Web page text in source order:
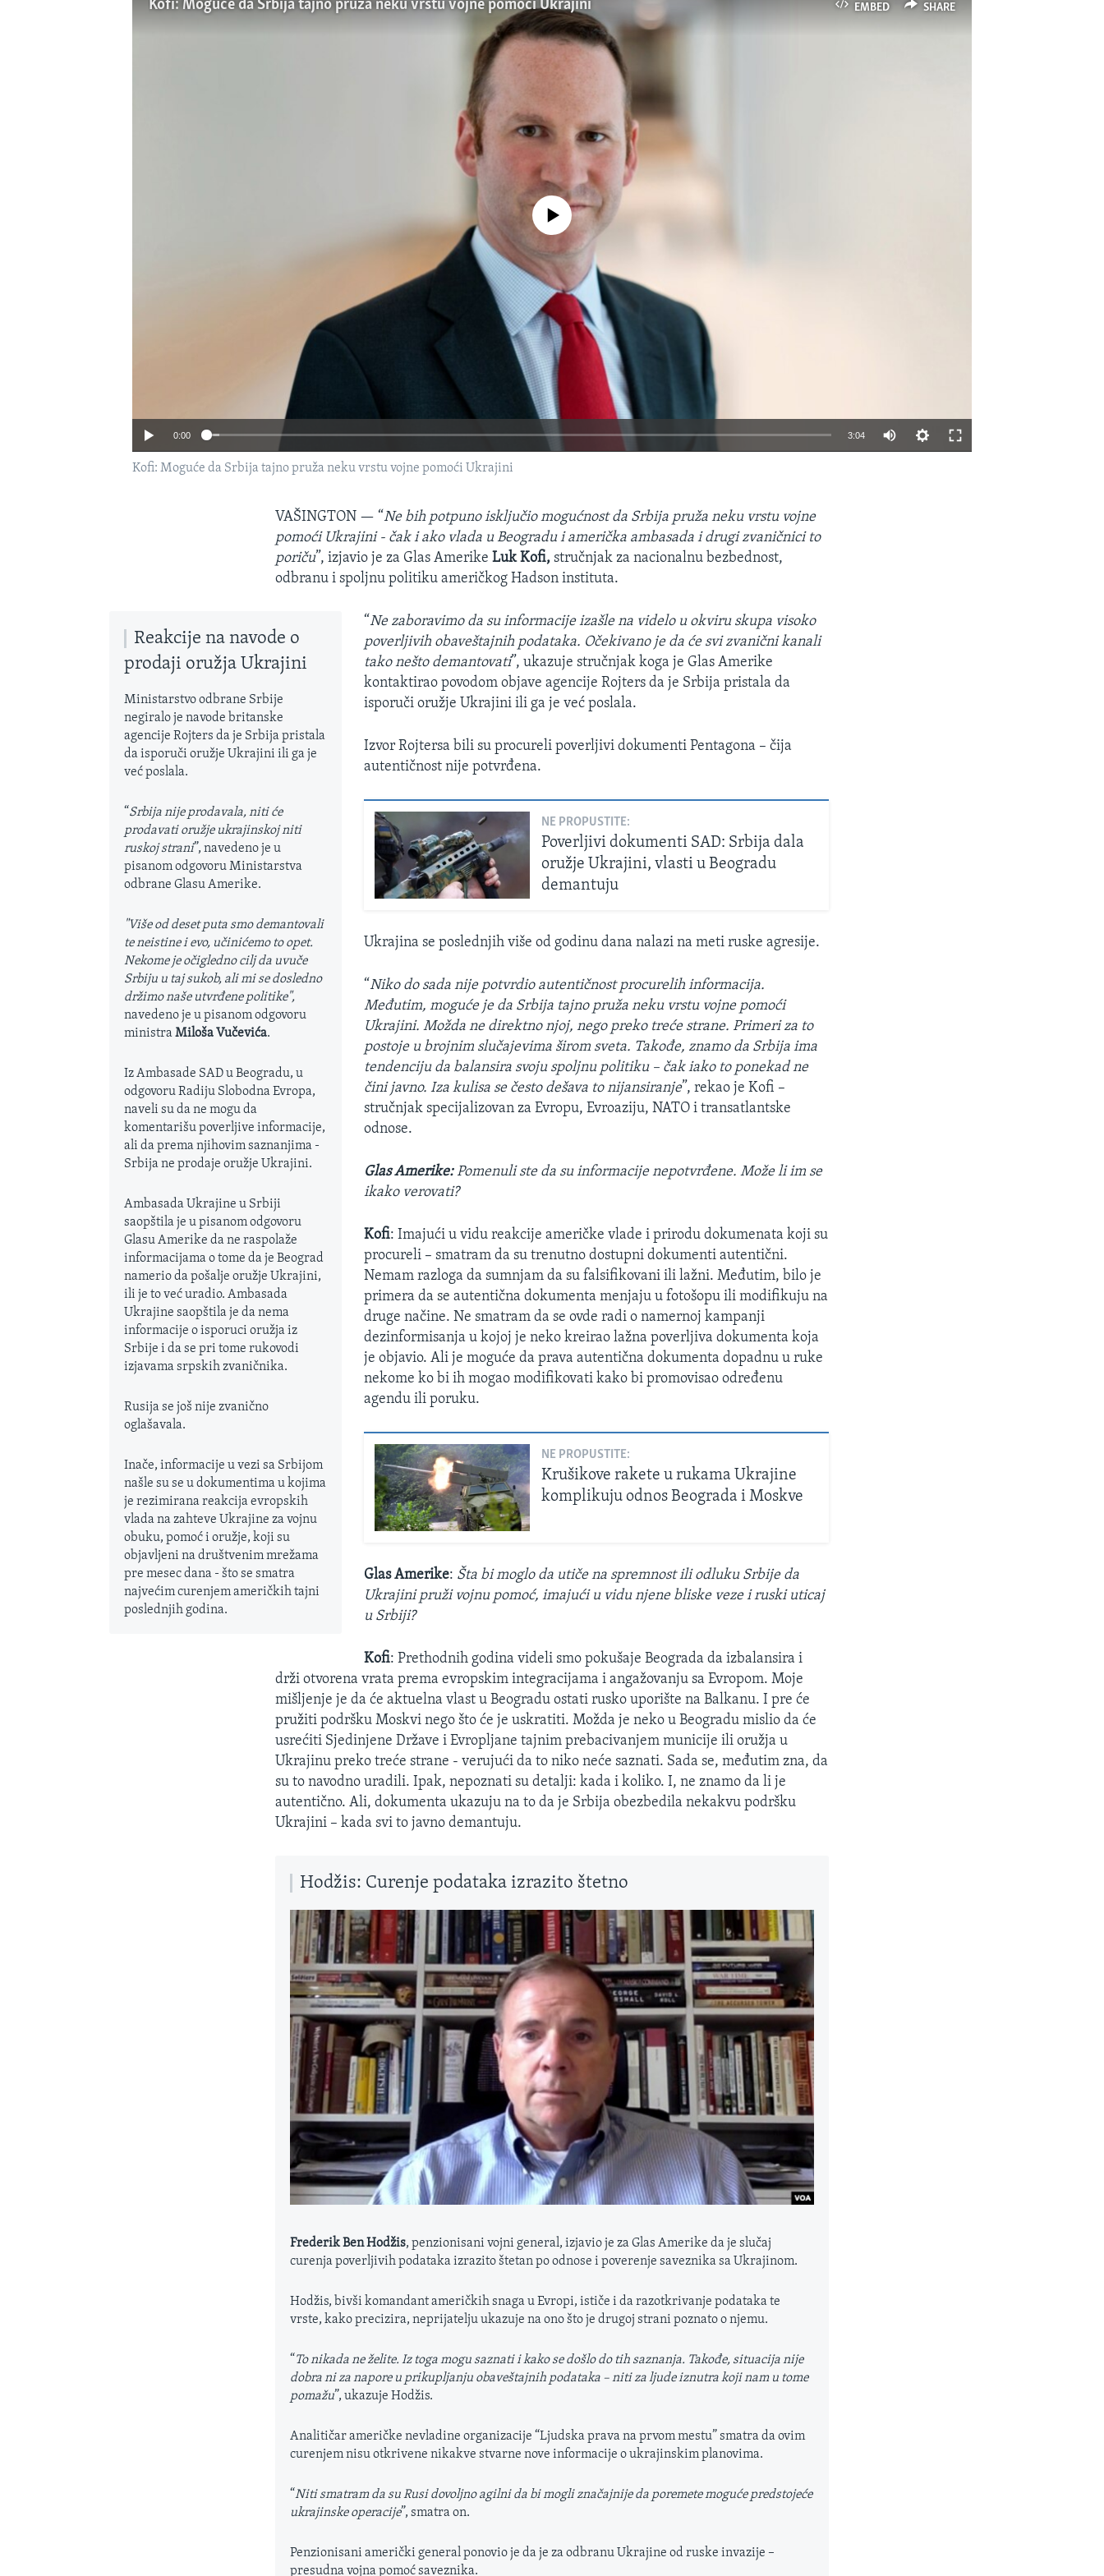
EMBED SHARE
Kofi: Moguće da Srbija tajno pruža neku vrstu vojne pomoći Ukrajini
No media source currently available
0:00 3:04
Kofi: Moguće da Srbija tajno pruža neku vrstu vojne pomoći Ukrajini
VAŠINGTON —“Ne bih potpuno isključio mogućnost da Srbija pruža neku vrstu vojne
pomoći Ukrajini - čak i ako vlada u Beogradu i američka ambasada i drugi zvaničnici to
poriču”, izjavio je za Glas AmerikeLuk Kofi, stručnjak za nacionalnu bezbednost,
odbranu i spoljnu politiku američkog Hadson instituta.
Reakcije na navode o
prodaji oružja Ukrajini
Ministarstvo odbrane Srbije
negiralo je navode britanske
agencije Rojters da je Srbija pristala
da isporuči oružje Ukrajini ili ga je
već poslala.
“Srbija nije prodavala, niti će
prodavati oružje ukrajinskoj niti
ruskoj strani”, navedeno je u
pisanom odgovoru Ministarstva
odbrane Glasu Amerike.
"Više od deset puta smo demantovali
te neistine i evo, učinićemo to opet.
Nekome je očigledno cilj da uvuče
Srbiju u taj sukob, ali mi se dosledno
držimo naše utvrđene politike",
navedeno je u pisanom odgovoru
ministraMiloša Vučevića.
Iz Ambasade SAD u Beogradu, u
odgovoru Radiju Slobodna Evropa,
naveli su da ne mogu da
komentarišu poverljive informacije,
ali da prema njihovim saznanjima -
Srbija ne prodaje oružje Ukrajini.
Ambasada Ukrajine u Srbiji
saopštila je u pisanom odgovoru
Glasu Amerike da ne raspolaže
informacijama o tome da je Beograd
namerio da pošalje oružje Ukrajini,
ili je to već uradio. Ambasada
Ukrajine saopštila je da nema
informacije o isporuci oružja iz
Srbije i da se pri tome rukovodi
izjavama srpskih zvaničnika.
Rusija se još nije zvanično
oglašavala.
Inače, informacije u vezi sa Srbijom
našle su se u dokumentima u kojima
je rezimirana reakcija evropskih
vlada na zahteve Ukrajine za vojnu
obuku, pomoć i oružje, koji su
objavljeni na društvenim mrežama
pre mesec dana - što se smatra
najvećim curenjem američkih tajni
poslednjih godina.
“Ne zaboravimo da su informacije izašle na videlo u okviru skupa visoko
poverljivih obaveštajnih podataka. Očekivano je da će svi zvanični kanali
tako nešto demantovati”, ukazuje stručnjak koga je Glas Amerike
kontaktirao povodom objave agencije Rojters da je Srbija pristala da
isporuči oružje Ukrajini ili ga je već poslala.
Izvor Rojtersa bili su procureli poverljivi dokumenti Pentagona – čija
autentičnost nije potvrđena.
NE PROPUSTITE:
Poverljivi dokumenti SAD: Srbija dala
oružje Ukrajini, vlasti u Beogradu
demantuju
Ukrajina se poslednjih više od godinu dana nalazi na meti ruske agresije.
“Niko do sada nije potvrdio autentičnost procurelih informacija.
Međutim, moguće je da Srbija tajno pruža neku vrstu vojne pomoći
Ukrajini. Možda ne direktno njoj, nego preko treće strane. Primeri za to
postoje u brojnim slučajevima širom sveta. Takođe, znamo da Srbija ima
tendenciju da balansira svoju spoljnu politiku – čak iako to ponekad ne
čini javno. Iza kulisa se često dešava to nijansiranje”, rekao je Kofi –
stručnjak specijalizovan za Evropu, Evroaziju, NATO i transatlantske
odnose.
Glas Amerike:Pomenuli ste da su informacije nepotvrđene. Može li im se
ikako verovati?
Kofi: Imajući u vidu reakcije američke vlade i prirodu dokumenata koji su
procureli – smatram da su trenutno dostupni dokumenti autentični.
Nemam razloga da sumnjam da su falsifikovani ili lažni. Međutim, bilo je
primera da se autentična dokumenta menjaju u fotošopu ili modifikuju na
druge načine. Ne smatram da se ovde radi o namernoj kampanji
dezinformisanja u kojoj je neko kreirao lažna poverljiva dokumenta koja
je objavio. Ali je moguće da prava autentična dokumenta dopadnu u ruke
nekome ko bi ih mogao modifikovati kako bi promovisao određenu
agendu ili poruku.
NE PROPUSTITE:
Krušikove rakete u rukama Ukrajine
komplikuju odnos Beograda i Moskve
Glas Amerike: Šta bi moglo da utiče na spremnost ili odluku Srbije da
Ukrajini pruži vojnu pomoć, imajući u vidu njene bliske veze i ruski uticaj
u Srbiji?
Kofi: Prethodnih godina videli smo pokušaje Beograda da izbalansira i
drži otvorena vrata prema evropskim integracijama i angažovanju sa Evropom. Moje
mišljenje je da će aktuelna vlast u Beogradu ostati rusko uporište na Balkanu. I pre će
pružiti podršku Moskvi nego što će je uskratiti. Možda je neko u Beogradu mislio da će
usrećiti Sjedinjene Države i Evropljane tajnim prebacivanjem municije ili oružja u
Ukrajinu preko treće strane - verujući da to niko neće saznati. Sada se, međutim zna, da
su to navodno uradili. Ipak, nepoznati su detalji: kada i koliko. I, ne znamo da li je
autentično. Ali, dokumenta ukazuju na to da je Srbija obezbedila nekakvu podršku
Ukrajini – kada svi to javno demantuju.
Hodžis: Curenje podataka izrazito štetno
Frederik Ben Hodžis, penzionisani vojni general, izjavio je za Glas Amerike da je slučaj
curenja poverljivih podataka izrazito štetan po odnose i poverenje saveznika sa Ukrajinom.
Hodžis, bivši komandant američkih snaga u Evropi, ističe i da razotkrivanje podataka te
vrste, kako precizira, neprijatelju ukazuje na ono što je drugoj strani poznato o njemu.
“To nikada ne želite. Iz toga mogu saznati i kako se došlo do tih saznanja. Takođe, situacija nije
dobra ni za napore u prikupljanju obaveštajnih podataka – niti za ljude iznutra koji nam u tome
pomažu”, ukazuje Hodžis.
Analitičar američke nevladine organizacije “Ljudska prava na prvom mestu” smatra da ovim
curenjem nisu otkrivene nikakve stvarne nove informacije o ukrajinskim planovima.
“Niti smatram da su Rusi dovoljno agilni da bi mogli značajnije da poremete moguće predstojeće
ukrajinske operacije”, smatra on.
Penzionisani američki general ponovio je da je za odbranu Ukrajine od ruske invazije –
presudna vojna pomoć saveznika.